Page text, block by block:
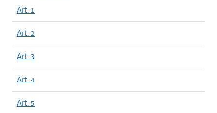
Art. 1
Art. 2
Art. 3
Art. 4
Art. 5